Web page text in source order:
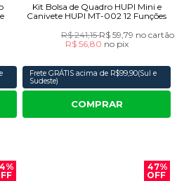
Kit Bolsa de Quadro HUPI Mini e
Canivete HUPI MT-002 12 Funções
R$ 241,15R$ 59,79 no cartão
R$ 56,80 no pix
Frete GRÁTIS acima de R$99,90(Sul e
Sudeste)
COMPRAR
47%
OFF